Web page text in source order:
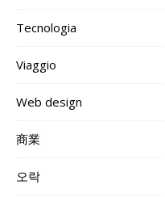
Tecnologia
Viaggio
Web design
商業
오락